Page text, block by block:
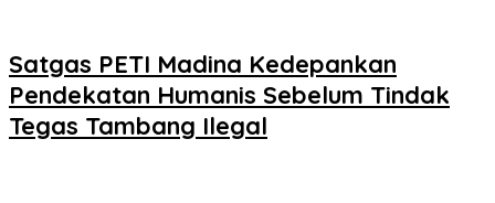
Satgas PETI Madina Kedepankan
Pendekatan Humanis Sebelum Tindak
Tegas Tambang Ilegal